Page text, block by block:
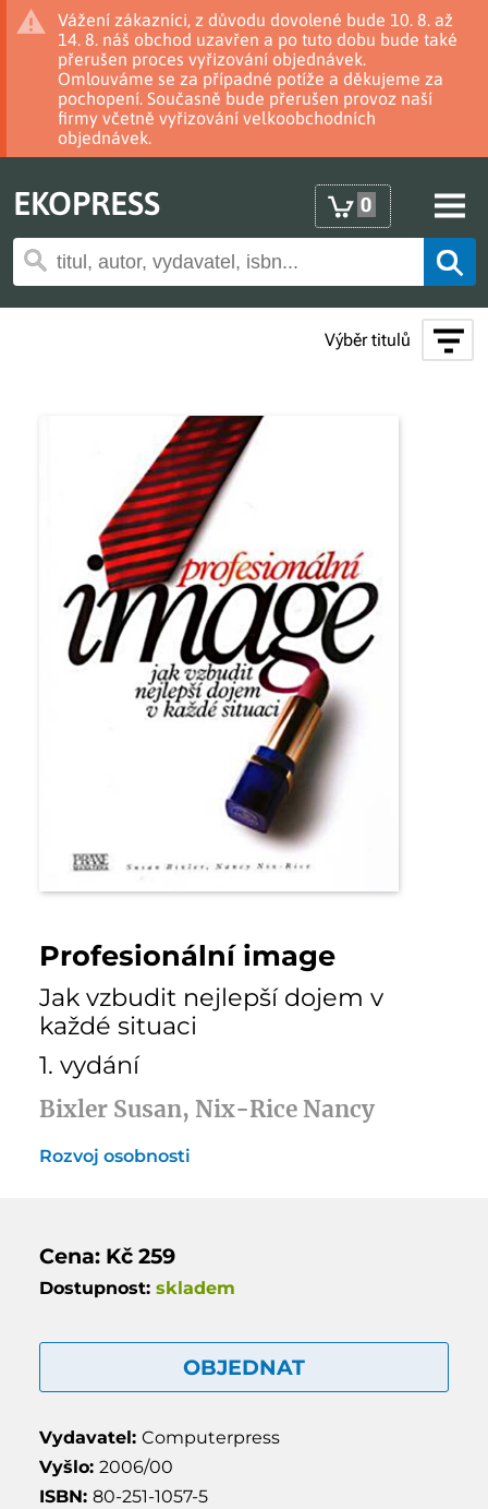
Vážení zákazníci, z důvodu dovolené bude 10. 8. až
14. 8. náš obchod uzavřen a po tuto dobu bude také
přerušen proces vyřizování objednávek.
Omlouváme se za případné potíže a děkujeme za
pochopení. Současně bude přerušen provoz naší
firmy včetně vyřizování velkoobchodních
objednávek.
EKOPRESS 0
Výběr titulů
Profesionální image
Jak vzbudit nejlepší dojem v
každé situaci
1. vydání
Bixler Susan, Nix-Rice Nancy
Rozvoj osobnosti
Cena: Kč 259
Dostupnost: skladem
OBJEDNAT
Vydavatel: Computerpress
Vyšlo: 2006/00
ISBN: 80-251-1057-5